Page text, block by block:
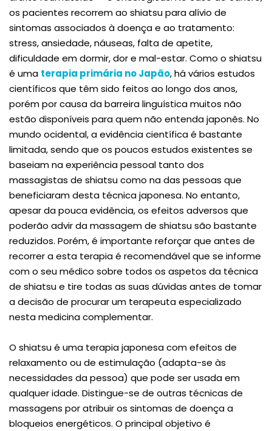
os pacientes recorrem ao shiatsu para alívio de
sintomas associados à doença e ao tratamento:
stress, ansiedade, náuseas, falta de apetite,
dificuldade em dormir, dor e mal-estar. Como o shiatsu
é uma terapia primária no Japão, há vários estudos
científicos que têm sido feitos ao longo dos anos,
porém por causa da barreira linguística muitos não
estão disponíveis para quem não entenda japonês. No
mundo ocidental, a evidência científica é bastante
limitada, sendo que os poucos estudos existentes se
baseiam na experiência pessoal tanto dos
massagistas de shiatsu como na das pessoas que
beneficiaram desta técnica japonesa. No entanto,
apesar da pouca evidência, os efeitos adversos que
poderão advir da massagem de shiatsu são bastante
reduzidos. Porém, é importante reforçar que antes de
recorrer a esta terapia é recomendável que se informe
com o seu médico sobre todos os aspetos da técnica
de shiatsu e tire todas as suas dúvidas antes de tomar
a decisão de procurar um terapeuta especializado
nesta medicina complementar.
O shiatsu é uma terapia japonesa com efeitos de
relaxamento ou de estimulação (adapta-se às
necessidades da pessoa) que pode ser usada em
qualquer idade. Distingue-se de outras técnicas de
massagens por atribuir os sintomas de doença a
bloqueios energéticos. O principal objetivo é